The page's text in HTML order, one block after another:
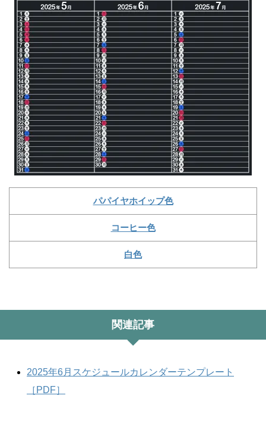
パパイヤホイップ色
コーヒー色
白色
関連記事
2025年6月スケジュールカレンダーテンプレート
［PDF］